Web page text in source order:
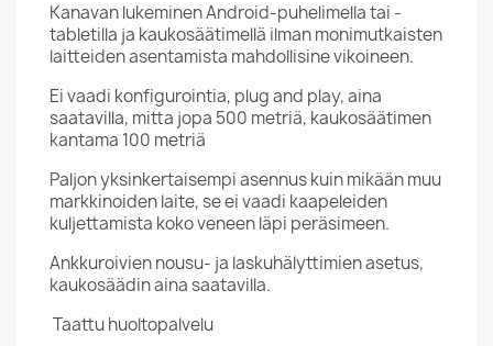
Kanavan lukeminen Android-puhelimella tai -
tabletilla ja kaukosäätimellä ilman monimutkaisten
laitteiden asentamista mahdollisine vikoineen.
Ei vaadi konfigurointia, plug and play, aina
saatavilla, mitta jopa 500 metriä, kaukosäätimen
kantama 100 metriä
Paljon yksinkertaisempi asennus kuin mikään muu
markkinoiden laite, se ei vaadi kaapeleiden
kuljettamista koko veneen läpi peräsimeen.
Ankkuroivien nousu- ja laskuhälyttimien asetus,
kaukosäädin aina saatavilla.
Taattu huoltopalvelu